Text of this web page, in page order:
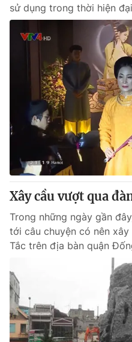
Theo dõi báo trên
Cơ quan chủ quản: Đài
Cơ quan báo chí:Thời báo VTV
Giấy phép hoạt động báo in
cấp ngày 29/12/2023
Tổng Biên tập:Vũ Thanh Thủy
Phó Tổng Biên tập:Nguyễn Thị
Nguyễn Trọng Ninh
Tổng đài VTV: 024.38 355
Email:
Liên hệ quảng cáo:
024-
sử dụng trong thời hiện
Xây cầu vượt qua
Trong những ngày gần
tới câu chuyện có nên
Tắc trên địa bàn quận